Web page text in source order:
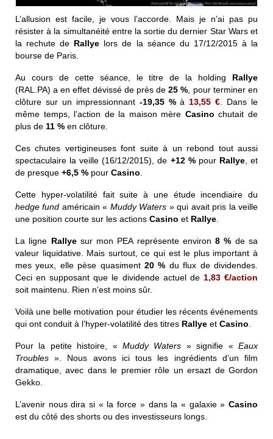
L’allusion est facile, je vous l’accorde. Mais je n’ai pas pu
résister à la simultanéité entre la sortie du dernier Star Wars et
la rechute de Rallye lors de la séance du 17/12/2015 à la
bourse de Paris.
Au cours de cette séance, le titre de la holding Rallye
(RAL.PA) a en effet dévissé de près de25 % , pour terminer en
clôture sur un impressionnant -19,35 %à 13,55 € . Dans le
même temps, l’action de la maison mère Casino chutait de
plus de 11 % en clôture.
Ces chutes vertigineuses font suite à un rebond tout aussi
spectaculaire la veille (16/12/2015), de +12 %pour Rallye, et
de presque +6,5 % pour Casino
Cette hyper-volatilité fait suite à une étude incendiaire du
hedge fund américain « Muddy Waters » qui avait pris la veille
une position courte sur les actions Casino et Rallye
La ligne Rallyesur mon PEAreprésente environ8 % de sa
valeur liquidative. Mais surtout, ce qui est le plus important à
mes yeux, elle pèse quasiment 20 % du flux de dividendes.
Ceci en supposant que le dividende actuel de 1,83 €/action
soit maintenu. Rien n’est moins sûr.
Voilà une belle motivation pour étudier les récents événements
qui ont conduit à l’hyper-volatilité des titres Rallye et Casino
Pour la petite histoire, « Muddy Waters » signifie «Eaux
Troubles ». Nous avons ici tous les ingrédients d’un film
dramatique, avec dans le premier rôle un ersazt de Gordon
Gekko.
L’avenir nous dira si « la force » dans la « galaxie » Casino
est du côté des shorts ou des investisseurs longs.